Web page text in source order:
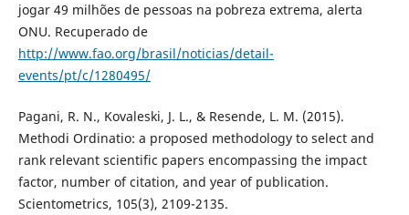
jogar 49 milhões de pessoas na pobreza extrema, alerta
ONU. Recuperado de
http://www.fao.org/brasil/noticias/detail-
events/pt/c/1280495/
Pagani, R. N., Kovaleski, J. L., & Resende, L. M. (2015).
Methodi Ordinatio: a proposed methodology to select and
rank relevant scientific papers encompassing the impact
factor, number of citation, and year of publication.
Scientometrics, 105(3), 2109-2135.